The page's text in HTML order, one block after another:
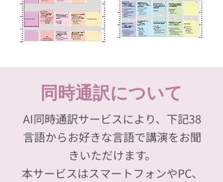
同時通訳について
AI同時通訳サービスにより、下記38
言語からお好きな言語で講演をお聞
きいただけます。
本サービスはスマートフォンやPC、